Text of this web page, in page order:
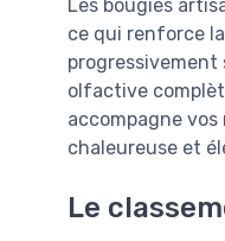
Les bougies
ce qui renforce
progressivement
olfactive
accompagne
chaleureuse et
Le